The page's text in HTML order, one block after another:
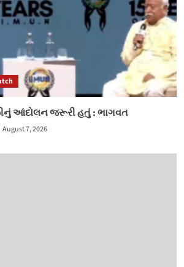
આંદોલન જરૂરી હતું : ભાગવત
August 7, 2026